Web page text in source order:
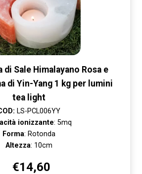
di Sale Himalayano Rosa e
di Yin-Yang 1 kg per lumini
tea light
LS-PCL006YY
ionizzante: 5mq
Forma: Rotonda
Altezza: 10cm
€14,60